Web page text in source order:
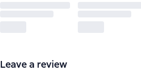
Leave a review